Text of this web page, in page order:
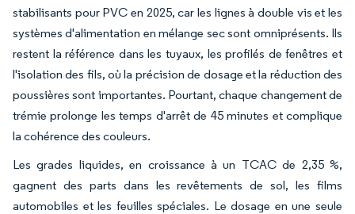
stabilisants pour PVC en 2025, car les lignes à double vis et les
systèmes d'alimentation en mélange sec sont omniprésents. Ils
restent la référence dans les tuyaux, les profilés de fenêtres et
l'isolation des fils, où la précision de dosage et la réduction des
poussières sont importantes. Pourtant, chaque changement de
trémie prolonge les temps d'arrêt de 45 minutes et complique
la cohérence des couleurs.
Les grades liquides, en croissance à un TCAC de 2,35 %,
gagnent des parts dans les revêtements de sol, les films
automobiles et les feuilles spéciales. Le dosage en une seule